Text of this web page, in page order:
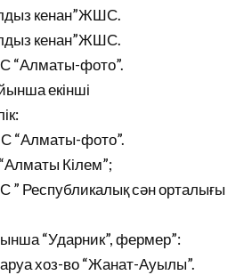
кенан”ЖШС.
кенан”ЖШС.
“Алматы-фото”.
екінші
“Алматы-фото”.
Кілем”;
Республикалық сән орталығы
“Ударник”, фермер”:
хоз-во “Жанат-Ауылы”.